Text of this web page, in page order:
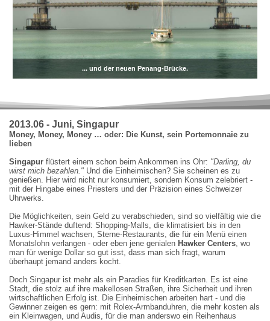
... und der neuen Penang-Brücke.
2013.06 - Juni, Singapur
Money, Money, Money … oder: Die Kunst, sein Portemonnaie zu
lieben
Singapur flüstert einem schon beim Ankommen ins Ohr: "Darling, du
wirst mich bezahlen." Und die Einheimischen? Sie scheinen es zu
genießen. Hier wird nicht nur konsumiert, sondern Konsum zelebriert -
mit der Hingabe eines Priesters und der Präzision eines Schweizer
Uhrwerks.
Die Möglichkeiten, sein Geld zu verabschieden, sind so vielfältig wie die
Hawker-Stände duftend: Shopping-Malls, die klimatisiert bis in den
Luxus-Himmel wachsen, Sterne-Restaurants, die für ein Menü einen
Monatslohn verlangen - oder eben jene genialen Hawker Centers, wo
man für wenige Dollar so gut isst, dass man sich fragt, warum
überhaupt jemand anders kocht.
Doch Singapur ist mehr als ein Paradies für Kreditkarten. Es ist eine
Stadt, die stolz auf ihre makellosen Straßen, ihre Sicherheit und ihren
wirtschaftlichen Erfolg ist. Die Einheimischen arbeiten hart - und die
Gewinner zeigen es gern: mit Rolex-Armbanduhren, die mehr kosten als
ein Kleinwagen, und Audis, für die man anderswo ein Reihenhaus